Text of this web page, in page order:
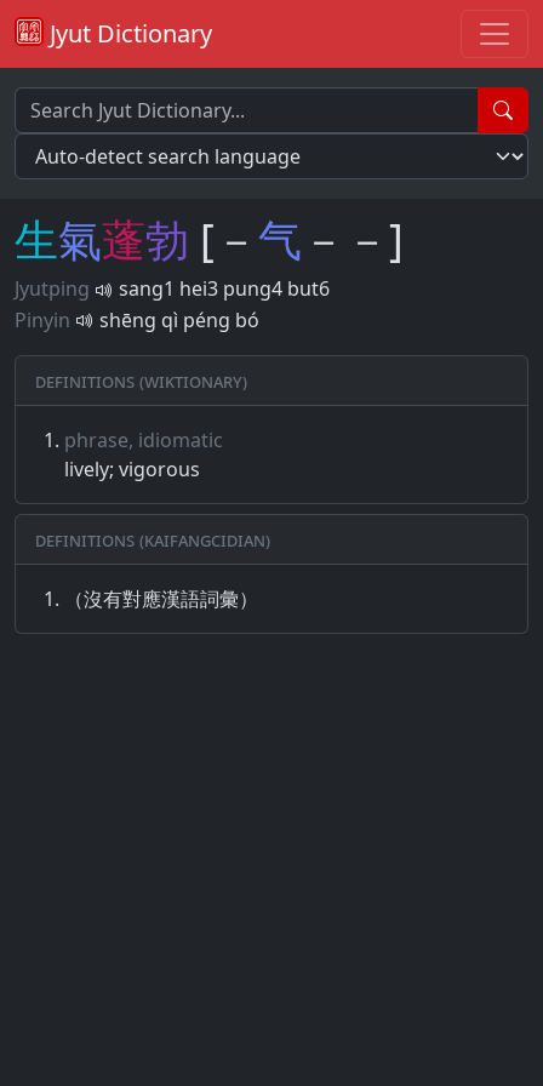
Jyut Dictionary
生氣蓬勃 [－ 气 －－]
Jyutping
sang1 hei3 pung4 but6
Pinyin
shēng qì péng bó
Definitions (Wiktionary)
phrase, idiomatic
lively; vigorous
Definitions (Kaifangcidian)
（沒有對應漢語詞彙）